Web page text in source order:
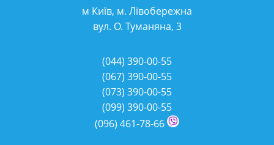
м Київ, м. Лівобережна
вул. О. Туманяна, 3
(044) 390-00-55
(067) 390-00-55
(073) 390-00-55
(099) 390-00-55
(096) 461-78-66